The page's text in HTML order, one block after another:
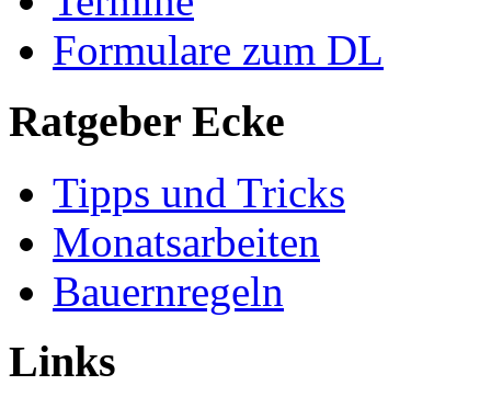
Formulare zum DL
Ratgeber Ecke
Tipps und Tricks
Monatsarbeiten
Bauernregeln
Links